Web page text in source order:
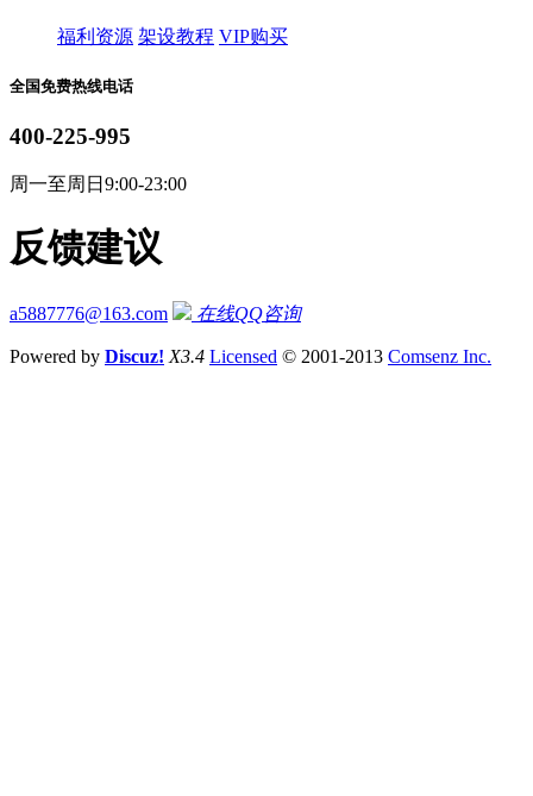
福利资源 架设教程 VIP购买
全国免费热线电话
400-225-995
周一至周日9:00-23:00
反馈建议
a5887776@163.com 在线QQ咨询
Powered by Discuz! X3.4 Licensed © 2001-2013 Comsenz Inc.